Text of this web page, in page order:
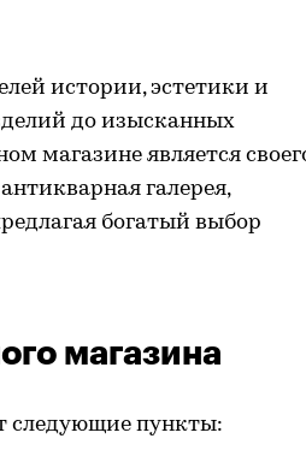
истории, эстетики и
до изысканных
магазине является
галерея,
богатый выбор
магазина
следующие пункты: